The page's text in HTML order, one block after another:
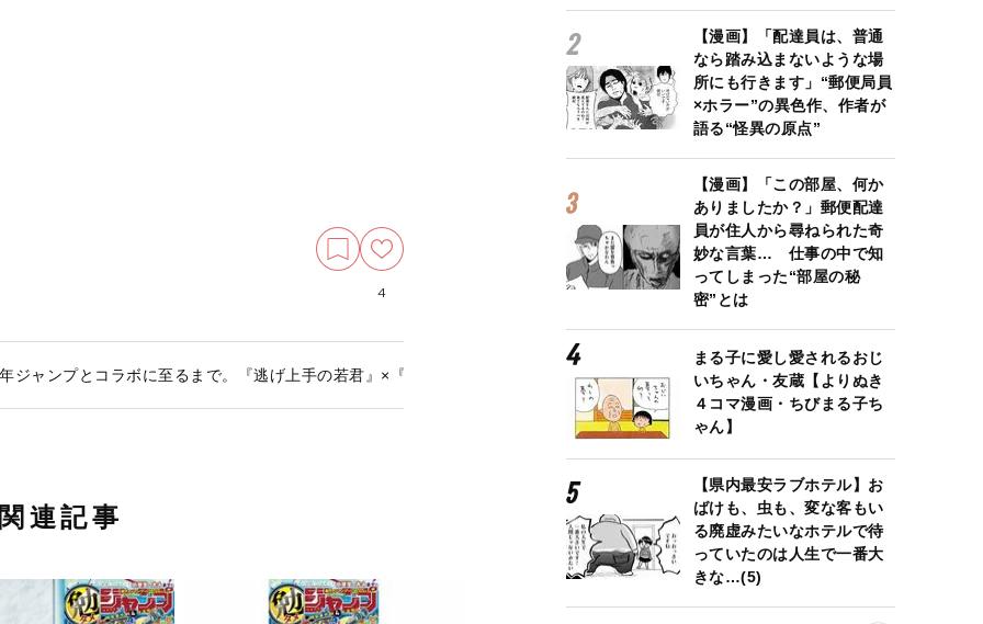
4
ジャンプとコラボに至るまで。『逃げ上手の若君』×『天下鳴動』コラボの「天下統一ボードゲーム！」開発秘話【ジャンプGIGA】
連記事
【漫画】「配達員は、普通
なら踏み込まないような場
所にも行きます」“郵便局員
×ホラー”の異色作、作者が
語る“怪異の原点”
【漫画】「この部屋、何か
ありましたか？」郵便配達
員が住人から尋ねられた奇
妙な言葉… 仕事の中で知
ってしまった“部屋の秘
密”とは
まる子に愛し愛されるおじ
いちゃん・友蔵【よりぬき
４コマ漫画・ちびまる子ち
ゃん】
【県内最安ラブホテル】お
ばけも、虫も、変な客もい
る廃虚みたいなホテルで待
っていたのは人生で一番大
きな…(5)